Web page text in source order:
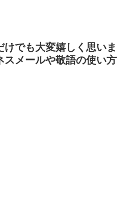
けでも大変嬉しく思いま
スメールや敬語の使い方